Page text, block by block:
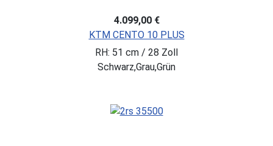
4.099,00 €
KTM CENTO 10 PLUS
RH: 51 cm / 28 Zoll
Schwarz,Grau,Grün